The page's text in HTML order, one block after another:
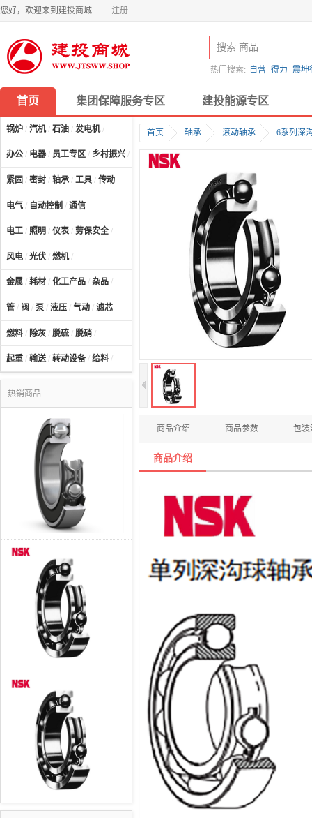
您好，欢迎来到建投商城 注册
热门搜索: 自营 得力 震坤
首页 集团保障服务专区 建投能源专区
锅炉 / 汽机/ 石油 / 发电机/
办公 / 电器 / 员工专区 / 乡村振兴 / 计算机及配件
紧固 / 密封 / 轴承 / 工具 / 传动
电气 / 自动控制 / 通信
电工 / 照明 / 仪表 / 劳保安全 /
风电 / 光伏 / 燃机/
金属 / 耗材 / 化工产品 / 杂品 /
管 / 阀 / 泵 / 液压 / 气动 / 滤芯
燃料 / 除灰 / 脱硫 / 脱硝 /
起重 / 输送/ 转动设备 / 给料 /
热销商品
首页 轴承 滚动轴承 6系列深
商品介绍 商品参数 包装
商品介绍